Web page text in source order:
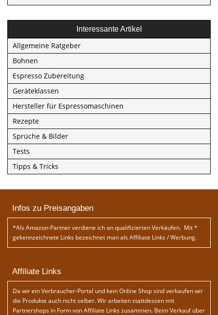
Interessante Artikel
Allgemeine Ratgeber
Bohnen
Espresso Zubereitung
Geräteklassen
Hersteller für Espressomaschinen
Rezepte
Sprüche & Bilder
Tests
Tipps & Tricks
Infos zu Preisangaben
*Als Amazon-Partner verdiene ich an qualifizierten Verkäufen. Mit *
gekennzeichnete Links bezeichnet man als Affiliate Links / Werbung.
Affiliate Links
Da wir ein Verbraucher-Portal und kein Online Shop sind verkaufen wir
die Produkte auch nicht selber. Wir arbeiten stattdessen mit
Partnershops in Form von Affiliate Links zusammen. Beim Verkauf über